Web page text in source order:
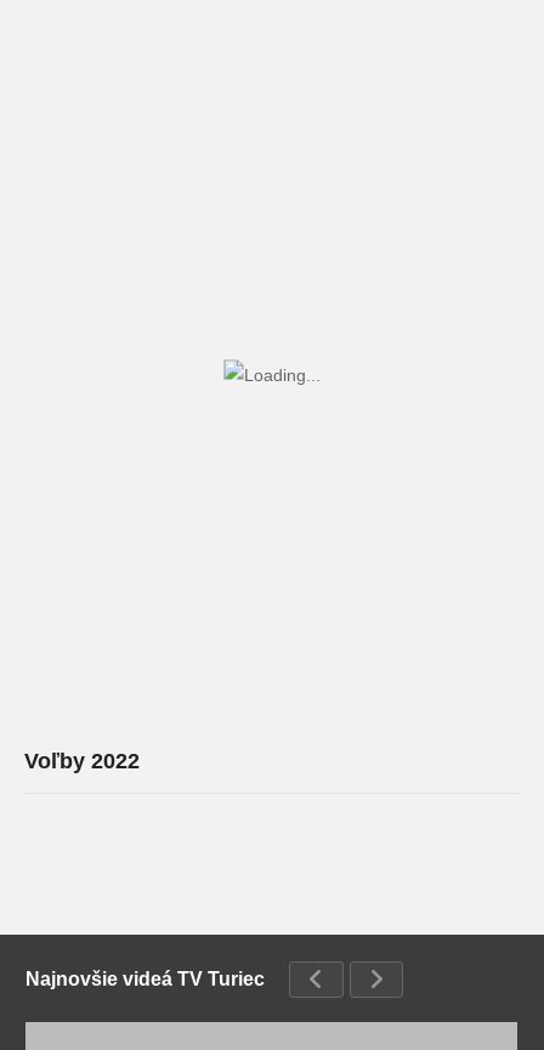
Voľby 2022
Najnovšie videá TV Turiec